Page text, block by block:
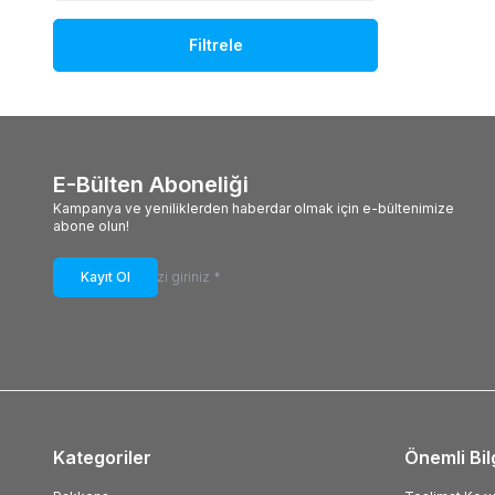
Filtrele
E-Bülten Aboneliği
Kampanya ve yeniliklerden haberdar olmak için e-bültenimize
abone olun!
Kayıt Ol
Kategoriler Önemli